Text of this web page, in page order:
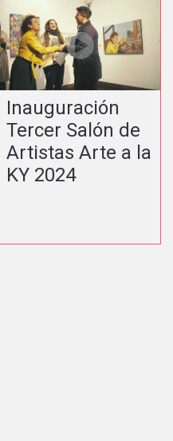
Inauguración
Tercer Salón de
Artistas Arte a la
KY 2024